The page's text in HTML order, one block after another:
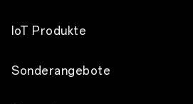
OPPO Reno16 Pro 5G
OPPO Reno16 FS 5G
IoT Produkte
OPPO Pad 5
Sonderangebote